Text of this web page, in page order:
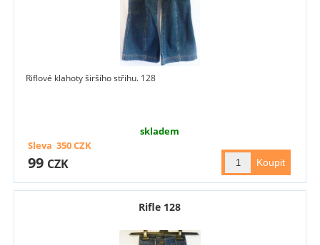
Riflové klahoty širšího střihu. 128
skladem
99 CZK
Sleva 350CZK
Rifle 128